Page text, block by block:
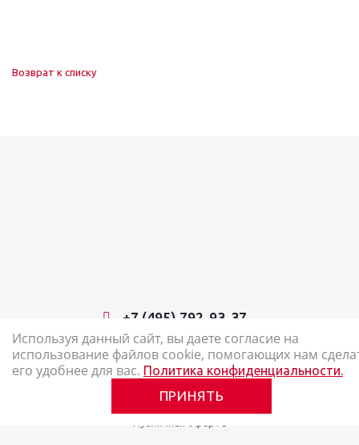
Возврат к списку
+7 (495) 792-93-37
2026 © Наш Карандаш: интернет-магазин канцелярских товаров
Карта сайта
Используя данный сайт, вы даете согласие на
использование файлов cookie, помогающих нам
его удобнее для вас. Политика конфиденциальности.
ПРИНЯТЬ